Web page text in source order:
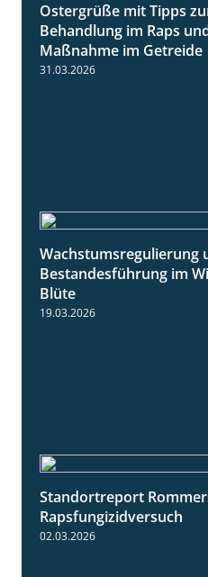
Ostergrüße mit Tipps
Behandlung im Raps
Maßnahme im Getreide
31.03.2026
Wachstumsregulierung
Bestandesführung im
Blüte
19.03.2026
Standortreport
Rapsfungizidversuch
02.03.2026